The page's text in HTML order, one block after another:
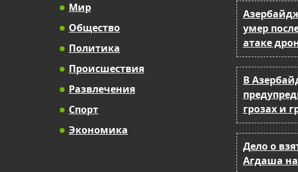
Мир
Общество
Политика
Происшествия
Развлечения
Спорт
Экономика
умер
атаке
В
грозах и
Дело о
Агдаша